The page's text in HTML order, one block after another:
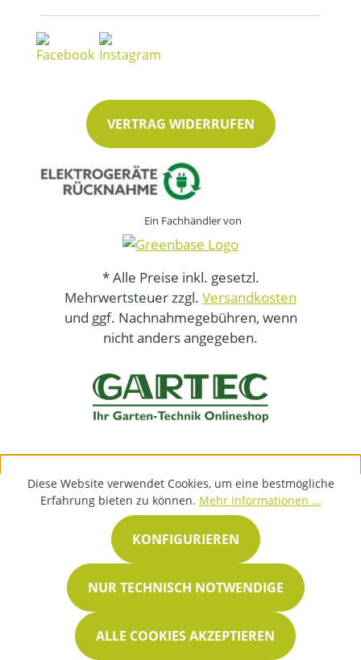
VERTRAG WIDERRUFEN
Ein Fachhändler von
* Alle Preise inkl. gesetzl.
Mehrwertsteuer zzgl. Versandkosten
und ggf. Nachnahmegebühren, wenn
nicht anders angegeben.
Diese Website verwendet Cookies, um eine bestmögliche
Erfahrung bieten zu können. Mehr Informationen ...
NUR TECHNISCH NOTWENDIGE
KONFIGURIEREN
ALLE COOKIES AKZEPTIEREN